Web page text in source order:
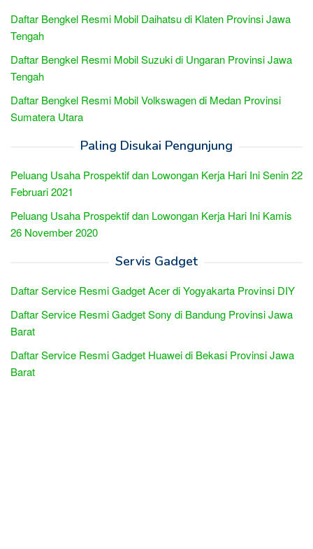
Daftar Bengkel Resmi Mobil Daihatsu di Klaten Provinsi Jawa
Tengah
Daftar Bengkel Resmi Mobil Suzuki di Ungaran Provinsi Jawa
Tengah
Daftar Bengkel Resmi Mobil Volkswagen di Medan Provinsi
Sumatera Utara
Paling Disukai Pengunjung
Peluang Usaha Prospektif dan Lowongan Kerja Hari Ini Senin 22
Februari 2021
Peluang Usaha Prospektif dan Lowongan Kerja Hari Ini Kamis
26 November 2020
Servis Gadget
Daftar Service Resmi Gadget Acer di Yogyakarta Provinsi DIY
Daftar Service Resmi Gadget Sony di Bandung Provinsi Jawa
Barat
Daftar Service Resmi Gadget Huawei di Bekasi Provinsi Jawa
Barat